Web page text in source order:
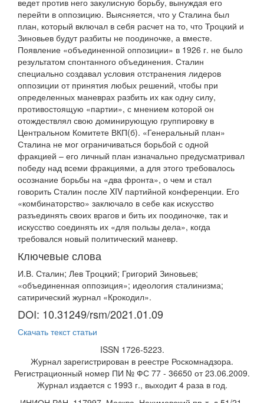
ведет против него закулисную борьбу, вынуждая его
перейти в оппозицию. Выясняется, что у Сталина был
план, который включал в себя расчет на то, что Троцкий и
Зиновьев будут разбиты не поодиночке, а вместе.
Появление «объединенной оппозиции» в 1926 г. не было
результатом спонтанного объединения. Сталин
специально создавал условия отстранения лидеров
оппозиции от принятия любых решений, чтобы при
определенных маневрах разбить их как одну силу,
противостоящую «партии», с мнением которой он
отождествлял свою доминирующую группировку в
Центральном Комитете ВКП(б). «Генеральный план»
Сталина не мог ограничиваться борьбой с одной
фракцией – его личный план изначально предусматривал
победу над всеми фракциями, а для этого требовалось
осознание борьбы на «два фронта», о чем и стал
говорить Сталин после XIV партийной конференции. Его
«комбинаторство» заключало в себе как искусство
разъединять своих врагов и бить их поодиночке, так и
искусство соединять их «для пользы дела», когда
требовался новый политический маневр.
Ключевые слова
И.В. Сталин; Лев Троцкий; Григорий Зиновьев;
«объединенная оппозиция»; идеология сталинизма;
сатирический журнал «Крокодил».
DOI: 10.31249/rsm/2021.01.09
Скачать текст статьи
ISSN 1726-5223.
Журнал зарегистрирован в реестре Роскомнадзора.
Регистрационный номер ПИ № ФС 77 - 36650 от 23.06.2009.
Журнал издается с 1993 г., выходит 4 раза в год.